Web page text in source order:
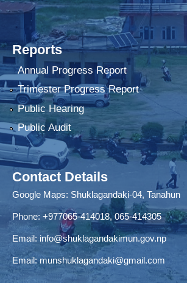
Reports
Annual Progress Report
Trimester Progress Report
Public Hearing
Public Audit
Contact Details
Google Maps: Shuklagandaki-04, Tanahun
Phone: +977065-414018,065-414305
Email: info@shuklagandakimun.gov.np
Email:munshuklagandaki@gmail.com